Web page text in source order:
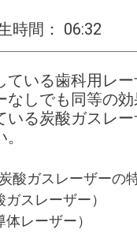
時間： 06:32
いる歯科用レ
しでも同等の
る炭酸ガスレ
酸ガスレーザーの
スレーザー）
レーザー）